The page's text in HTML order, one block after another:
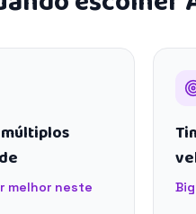
melhor neste